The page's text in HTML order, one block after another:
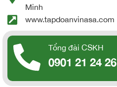
Minh
www.tapdoanvinasa.com
Tổng đài CSKH
0901 21 24 26